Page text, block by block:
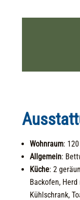
Wohnraum: 120
Allgemein:
Küche: 2
Backofen,
Kühlschrank,